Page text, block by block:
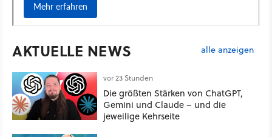
AKTUELLE NEWS alle anzeigen
vor 23 Stunden
Die größten Stärken von ChatGPT,
Gemini und Claude – und die
jeweilige Kehrseite